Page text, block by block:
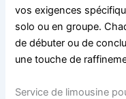
vos exigences
solo ou en groupe.
de débuter ou de
une touche de
Service de limousine